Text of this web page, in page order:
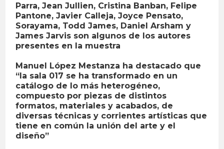
Parra, Jean Jullien, Cristina Banban, Felipe
Pantone, Javier Calleja, Joyce Pensato,
Sorayama, Todd James, Daniel Arsham y
James Jarvis son algunos de los autores
presentes en la muestra
Manuel López Mestanza ha destacado que
“la sala 017 se ha transformado en un
catálogo de lo más heterogéneo,
compuesto por piezas de distintos
formatos, materiales y acabados, de
diversas técnicas y corrientes artísticas que
tiene en común la unión del arte y el
diseño”